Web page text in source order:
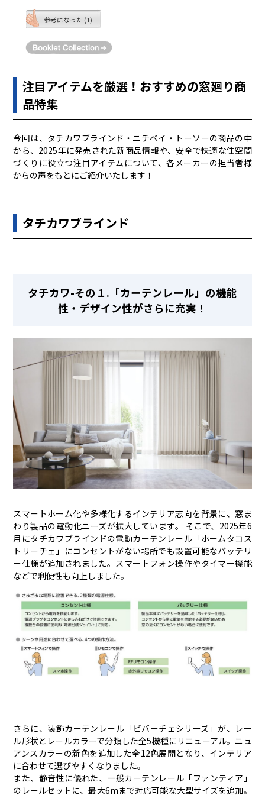
参考になった (1)
注目アイテムを厳選！おすすめの窓廻り商
品特集
今回は、タチカワブラインド・ニチベイ・トーソーの商品の中
から、2025年に発売された新商品情報や、安全で快適な住空間
づくりに役立つ注目アイテムについて、各メーカーの担当者様
からの声をもとにご紹介いたします！
タチカワブラインド
タチカワ-その１.「カーテンレール」の機能
性・デザイン性がさらに充実！
スマートホーム化や多様化するインテリア志向を背景に、窓ま
わり製品の電動化ニーズが拡大しています。 そこで、2025年6
月にタチカワブラインドの電動カーテンレール「ホームタコス
トリーチェ」にコンセントがない場所でも設置可能なバッテリ
ー仕様が追加されました。スマートフォン操作やタイマー機能
などで利便性も向上しました。
さらに、装飾カーテンレール「ビバーチェシリーズ」が、レー
ル形状とレールカラーで分類した全5機種にリニューアル。ニュ
アンスカラーの新色を追加した全12色展開となり、インテリア
に合わせて選びやすくなりました。
また、静音性に優れた、一般カーテンレール「ファンティア」
のレールセットに、最大6mまで対応可能な大型サイズを追加。